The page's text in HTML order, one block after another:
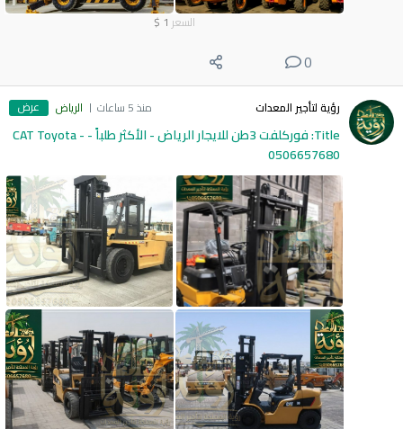
السعر 1
$
0
رؤية لتأجير المعدات منذ 5 ساعات الرياض عرض
Title: فوركلفت 3طن للايجار الرياض - الأكثر طلباً - CAT Toyota -
0506657680